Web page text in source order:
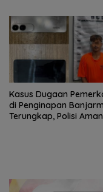
Kasus Dugaan
di Penginapan
Terungkap, Polisi